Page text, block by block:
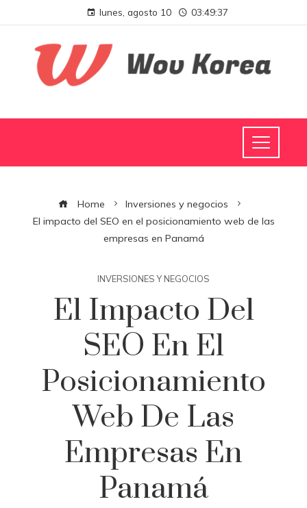
lunes, agosto 10 03:49:38
Home
Inversiones y negocios
El impacto del SEO en el posicionamiento web de las
empresas en Panamá
INVERSIONES Y NEGOCIOS
El Impacto Del
SEO En El
Posicionamiento
Web De Las
Empresas En
Panamá